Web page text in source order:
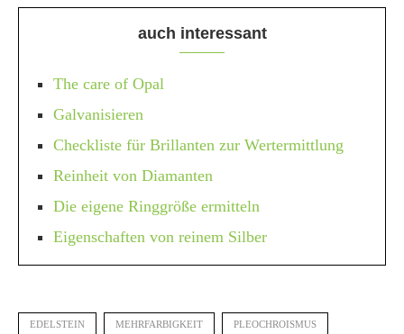
auch interessant
The care of Opal
Galvanisieren
Checkliste für Brillanten zur Wertermittlung
Reinheit von Diamanten
Die eigene Ringgröße ermitteln
Eigenschaften von reinem Silber
EDELSTEIN MEHRFARBIGKEIT PLEOCHROISMUS